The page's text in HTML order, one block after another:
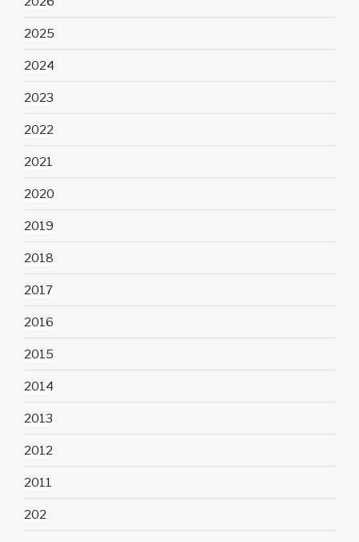
2025
2024
2023
2022
2021
2020
2019
2018
2017
2016
2015
2014
2013
2012
2011
202